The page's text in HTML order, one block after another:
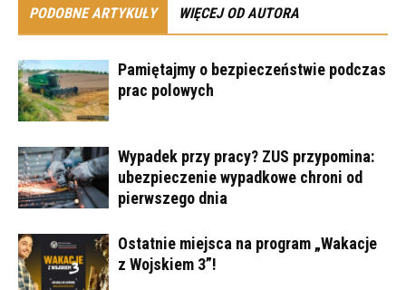
PODOBNE ARTYKUŁY WIĘCEJ OD AUTORA
Pamiętajmy o bezpieczeństwie podczas
prac polowych
Wypadek przy pracy? ZUS przypomina:
ubezpieczenie wypadkowe chroni od
pierwszego dnia
Ostatnie miejsca na program „Wakacje
z Wojskiem 3”!